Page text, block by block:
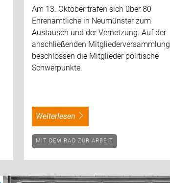
Am 13. Oktober trafen sich über 80
Ehrenamtliche in Neumünster zum
Austausch und der Vernetzung. Auf der
anschließenden Mitgliederversammlung
beschlossen die Mitglieder politische
Schwerpunkte.
weiterlesen
MIT DEM RAD ZUR ARBEIT